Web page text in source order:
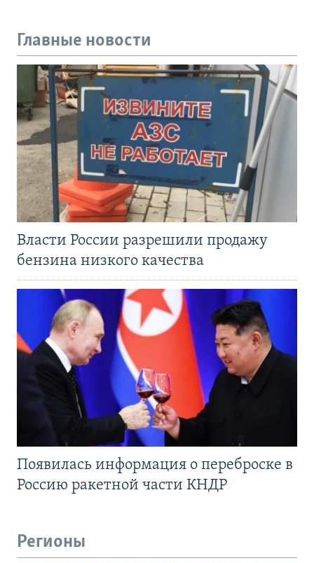
Главные новости
Власти России разрешили продажу
бензина низкого качества
Появилась информация о переброске в
Россию ракетной части КНДР
Регионы